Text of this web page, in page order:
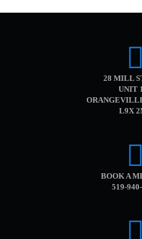
28 MILL
UNIT
L9X
BOOK A
519-